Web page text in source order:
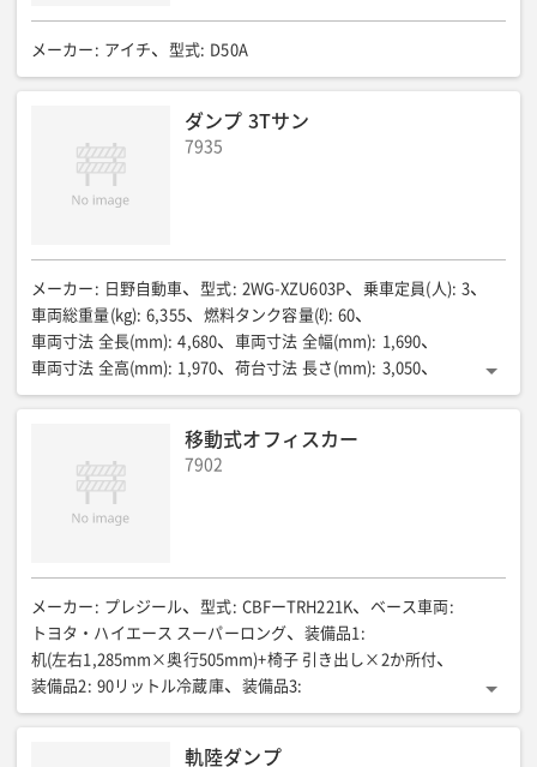
タイヤサイズ前/後: 215/65R15
メーカー : アイチ 型式: D50A
ダンプ 3Tサン
7935
メーカー : 日野自動車 型式: 2WG-XZU603P 乗車定員(人): 3
車両総重量(kg): 6,355 燃料タンク容量(ℓ): 60
車両寸法 全長(mm): 4,680 車両寸法 全幅(mm): 1,690
車両寸法 全高(mm): 1,970 荷台寸法 長さ(mm): 3,050
荷台寸法 幅(mm): 1,600 荷台寸法 高さ(mm): 370
移動式オフィスカー
7902
メーカー : プレジール 型式: CBFーTRH221K ベース車両:
トヨタ・ハイエース スーパーロング
装備品1 :
机(左右1,285mm×奥行505mm)+椅子 引き出し×2か所付
装備品2 : 90リットル冷蔵庫 装備品3:
ミーティングテーブル&二の字ベンチシート(救護ベッド展開可)
軌陸ダンプ